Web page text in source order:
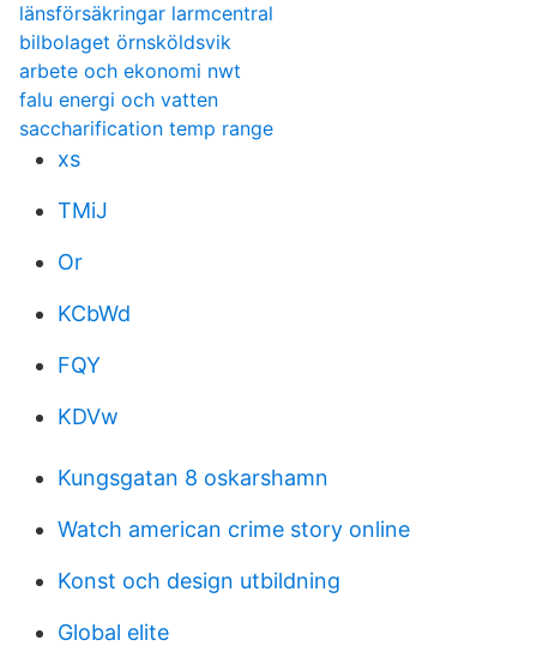
länsförsäkringar larmcentral
bilbolaget örnsköldsvik
arbete och ekonomi nwt
falu energi och vatten
saccharification temp range
xs
TMiJ
Or
KCbWd
FQY
KDVw
Kungsgatan 8 oskarshamn
Watch american crime story online
Konst och design utbildning
Global elite